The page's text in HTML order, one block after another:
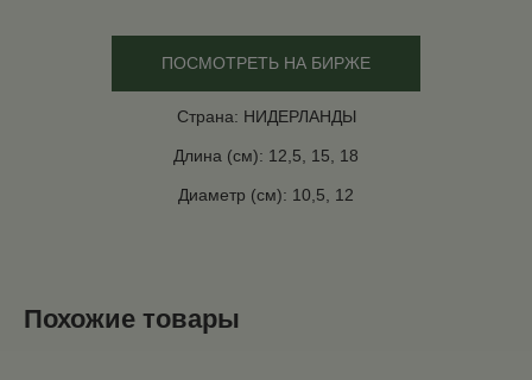
ПОСМОТРЕТЬ НА БИРЖЕ
Страна: НИДЕРЛАНДЫ
Длина (см): 12,5, 15, 18
Диаметр (см): 10,5, 12
Похожие товары